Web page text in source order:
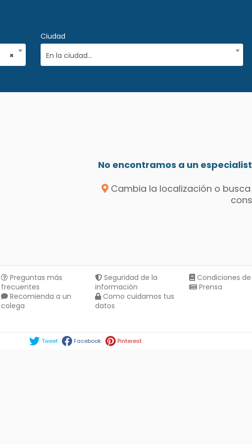
×
Ciudad
En la ciudad...
No encontramos a un
Cambia la localización o
Preguntas más
frecuentes
Recomienda a un
colega
Seguridad de la
información
Como cuidamos tus
datos
Condiciones
Prensa
Tweet Facebook Pinterest